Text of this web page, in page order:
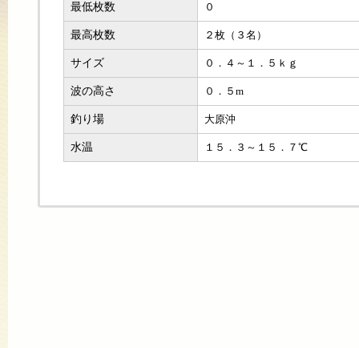
最低枚数 ０
最高枚数 ２枚（３名）
サイズ ０．４～１．５ｋｇ
波の高さ ０．５m
釣り場 大原沖
水温 １５．３～１５．７℃